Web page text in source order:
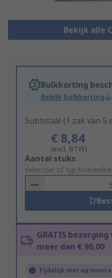
Bekijk alle
Bulkkorting
Bekijk bulkkorting
Subtotaal (1 zak van 5
€ 8,84
(excl. BTW)
Add
to
Basket
Aantal stuks
selecteer of typ
GRATIS
meer dan € 90,00
Tijdelijk niet op